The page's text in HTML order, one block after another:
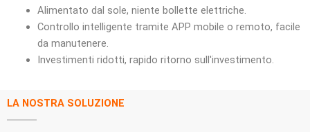
Alimentato dal sole, niente bollette elettriche.
Controllo intelligente tramite APP mobile o remoto, facile
da manutenere.
Investimenti ridotti, rapido ritorno sull'investimento.
LA NOSTRA SOLUZIONE